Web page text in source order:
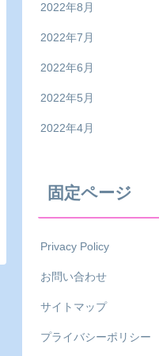
2022年8月
2022年7月
2022年6月
2022年5月
2022年4月
固定ページ
Privacy Policy
お問い合わせ
サイトマップ
プライバシーポリシー